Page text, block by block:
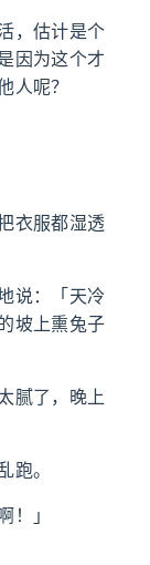
，估计是个
因为这个才
人呢？
衣服都湿透
说：「天冷
坡上熏兔子
腻了，晚上
跑。
！」